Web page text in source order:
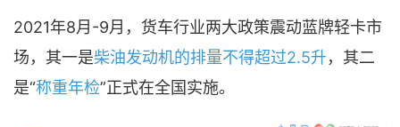
2021年8月-9月，货车行业两大政策震动蓝牌轻卡市
场，其一是柴油发动机的排量不得超过2.5升，其二
是“称重年检”正式在全国实施。